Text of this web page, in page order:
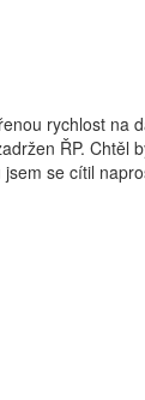
rychlost na
ŘP. Chtěl
se cítil